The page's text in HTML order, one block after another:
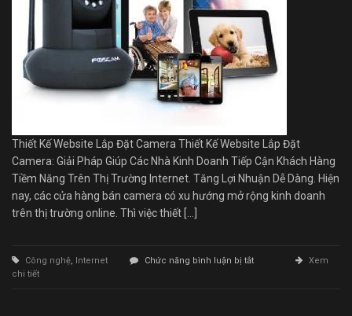
Thiết Kế Website Lắp Đặt Camera Thiết Kế Website Lắp Đặt
Camera: Giải Pháp Giúp Các Nhà Kinh Doanh Tiếp Cận Khách Hàng
Tiềm Năng Trên Thị Trường Internet. Tăng Lợi Nhuận Dễ Dàng. Hiện
nay, các cửa hàng bán camera có xu hướng mở rộng kinh doanh
trên thị trường online. Thì việc thiết […]
Công nghệ, Internet Chức năng bình luận bị tắtở
Xem
chi tiết